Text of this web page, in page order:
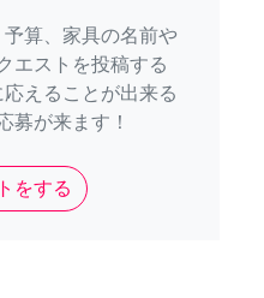
算、家具の名前や
エストを投稿する
えることが出来る
募が来ます！
をする